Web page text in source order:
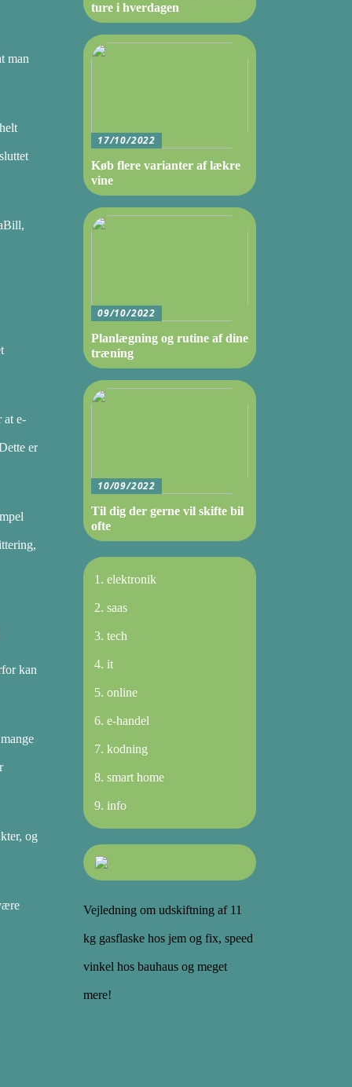
man
at e-
er
kan
og
ture i hverdagen
17/10/2022
Køb flere varianter af lækre
vine
09/10/2022
Planlægning og rutine af dine
træning
10/09/2022
Til dig der gerne vil skifte bil
ofte
elektronik
saas
tech
it
online
e-handel
kodning
smart home
info
Vejledning om udskiftning af 11
kg gasflaske hos jem og fix, speed
vinkel hos bauhaus og meget
mere!